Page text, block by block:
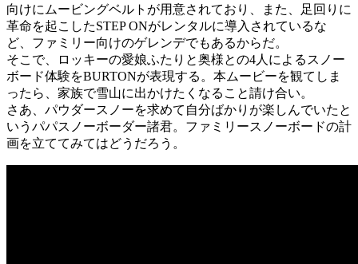
向けにムービングベルトが用意されており、また、足回りに
革命を起こしたSTEP ONがレンタルに導入されているな
ど、ファミリー向けのゲレンデでもあるからだ。
そこで、ロッキーの愛娘ふたりと奥様との4人によるスノー
ボード体験をBURTONが表現する。本ムービーを観てしま
ったら、家族で雪山に出かけたくなること請け合い。
さあ、パウダースノーを求めて自分ばかりが楽しんでいたと
いうパパスノーボーダー諸君。ファミリースノーボードの計
画を立ててみてはどうだろう。